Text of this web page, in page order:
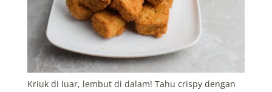
Kriuk di luar, lembut di dalam! Tahu crispy dengan